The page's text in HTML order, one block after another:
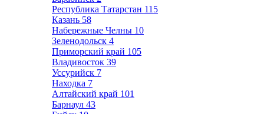
Республика Татарстан 115
Казань 58
Набережные Челны 10
Зеленодольск 4
Приморский край 105
Владивосток 39
Уссурийск 7
Находка 7
Алтайский край 101
Барнаул 43